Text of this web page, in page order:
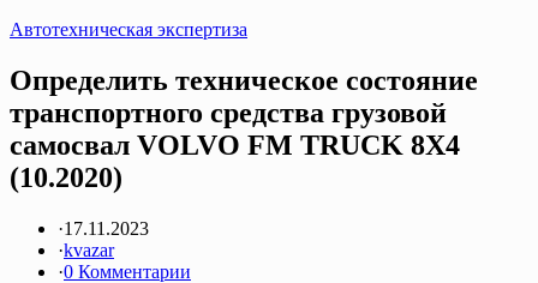
Автотехническая экспертиза
Определить техническое состояние
транспортного средства грузовой
самосвал VOLVO FM TRUCK 8X4
(10.2020)
·17.11.2023
·kvazar
·0 Комментарии